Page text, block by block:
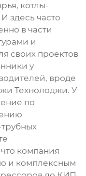
котлы-
здесь часто
в части
и
своих проектов
у
вроде
Технолоджи. У
по
компания
и комплексным